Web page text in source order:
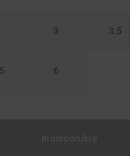
3 3.5
6